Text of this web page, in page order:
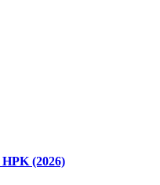
(2026)